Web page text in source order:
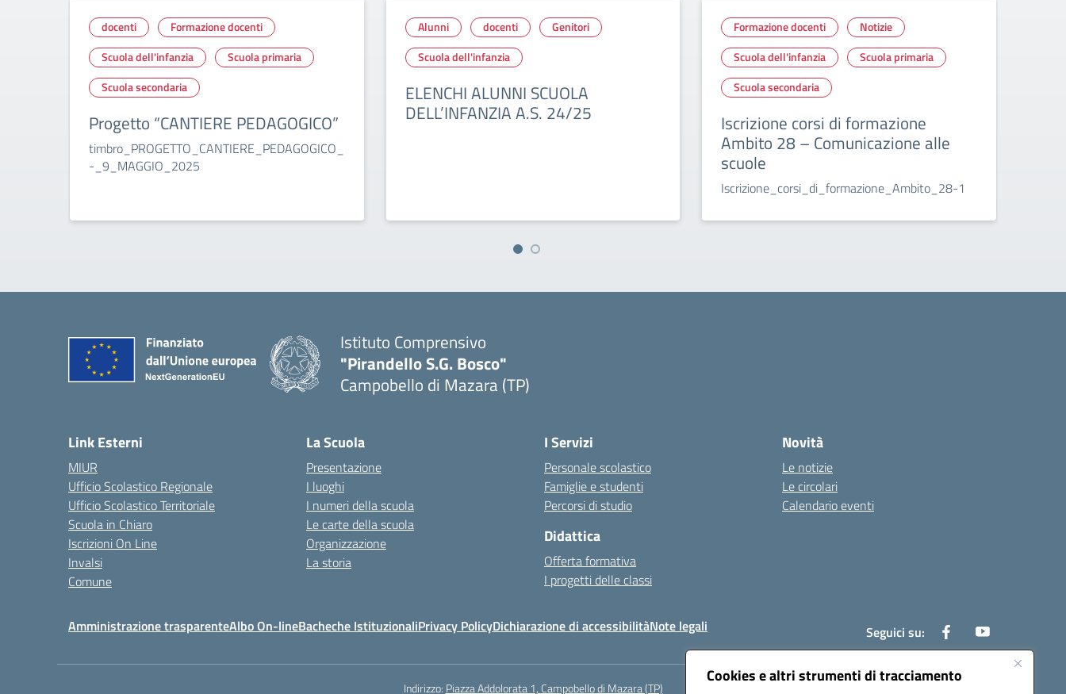
Cookies e altri strumenti di tracciamento
docenti
Formazione docenti
Scuola dell'infanzia
Scuola primaria
Scuola secondaria
Progetto “CANTIERE PEDAGOGICO”
timbro_PROGETTO_CANTIERE_PEDAGOGICO_
-_9_MAGGIO_2025
Alunni docenti
Genitori
Scuola dell'infanzia
ELENCHI ALUNNI SCUOLA
DELL’INFANZIA A.S. 24/25
Formazione docenti
Notizie
Scuola dell'infanzia
Scuola primaria
Scuola secondaria
Iscrizione corsi di formazione
Ambito 28 – Comunicazione alle
scuole
Iscrizione_corsi_di_formazione_Ambito_28-1
Istituto Comprensivo
"Pirandello S.G. Bosco"
Campobello di Mazara (TP)
Link Esterni
MIUR
Ufficio Scolastico Regionale
Ufficio Scolastico Territoriale
Scuola in Chiaro
Iscrizioni On Line
Invalsi
Comune
La Scuola
Presentazione
I luoghi
I numeri della scuola
Le carte della scuola
Organizzazione
La storia
I Servizi
Personale scolastico
Famiglie e studenti
Percorsi di studio
Didattica
Offerta formativa
I progetti delle classi
Novità
Le notizie
Le circolari
Calendario eventi
Amministrazione trasparenteAlbo On-lineBacheche IstituzionaliPrivacy PolicyDichiarazione di accessibilitàNote legali Seguici su:
Indirizzo: Piazza Addolorata 1, Campobello di Mazara (TP)